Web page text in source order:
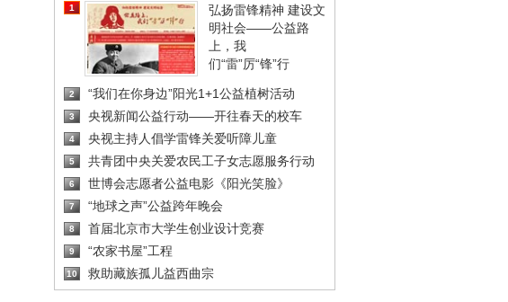
1
弘扬雷锋精神 建设文
明社会——公益路
上，我
们“雷”厉“锋”行
2 “我们在你身边”阳光1+1公益植树活动
3 央视新闻公益行动——开往春天的校车
4 央视主持人倡学雷锋关爱听障儿童
5 共青团中央关爱农民工子女志愿服务行动
6 世博会志愿者公益电影《阳光笑脸》
7 “地球之声”公益跨年晚会
8 首届北京市大学生创业设计竞赛
9 “农家书屋”工程
10 救助藏族孤儿益西曲宗